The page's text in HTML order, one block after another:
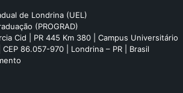
de Londrina (UEL)
(PROGRAD)
Cid | PR 445 Km 380 | Campus Universitário
CEP 86.057-970 | Londrina – PR | Brasil